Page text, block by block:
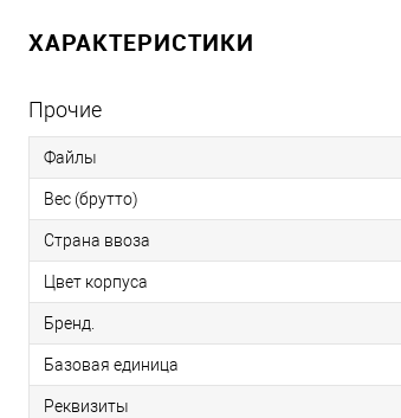
ХАРАКТЕРИСТИКИ
Прочие
Файлы
Вес (брутто)
Страна ввоза
Цвет корпуса
Бренд.
Базовая единица
Реквизиты